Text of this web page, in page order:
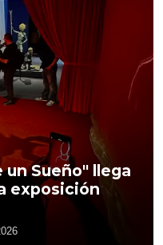
un Sueño" llega
exposición